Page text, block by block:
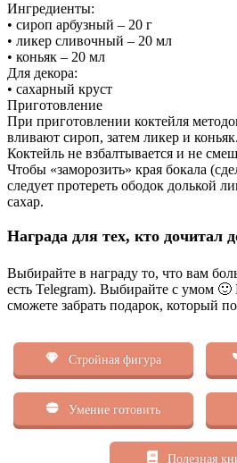
Ингредиенты:
• cироп арбузный – 20 г
• ликер сливочный – 20 мл
• коньяк – 20 мл
Для декора:
• сахарный круст
Приготовление
При приготовлении коктейля
вливают сироп, затем ликер и коньяк.
Коктейль не взбалтывается и не
Чтобы «заморозить» края бокала
следует протереть ободок долькой
сахар.
Награда для тех, кто дочитал
Выбирайте в награду то, что вам
есть Telegram). Выбирайте с умом
сможете забрать подарок, который
Стройная фигура
Умение готовить
Полезная